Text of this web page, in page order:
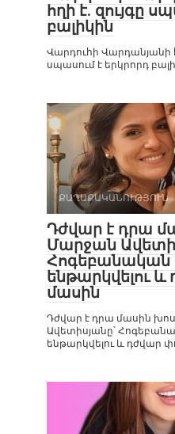
հղի է. զույգը
բալիկին
Վարդուհի Վարդանյանի
սպասում է երկրորդ
ՔԱՂԱՔԱԿԱՆՈՒԹՅՈՒՆ
Դժվար է դրա
Մարջան
Հոգեբանական
ենթարկվելու և
մասին
Դժվար է դրա մասին
Ավետիսյանը՝
ենթարկվելու և դժվար